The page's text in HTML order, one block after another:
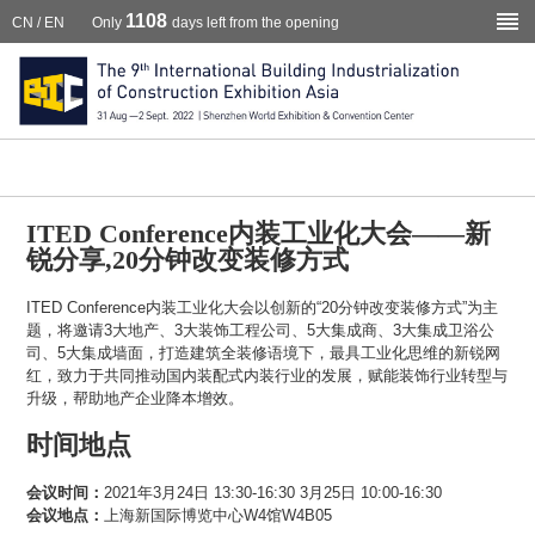
CN / EN Only 1108 days left from the opening
ITED Conference内装工业化大会——新
锐分享,20分钟改变装修方式
ITED Conference内装工业化大会以创新的“20分钟改变装修方式”为主
题，将邀请3大地产、3大装饰工程公司、5大集成商、3大集成卫浴公
司、5大集成墙面，打造建筑全装修语境下，最具工业化思维的新锐网
红，致力于共同推动国内装配式内装行业的发展，赋能装饰行业转型与
升级，帮助地产企业降本增效。
时间地点
会议时间：2021年3月24日 13:30-16:30 3月25日 10:00-16:30
会议地点：上海新国际博览中心W4馆W4B05